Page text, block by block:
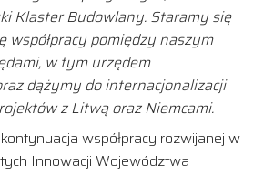
Klaster Budowlany. Staramy się
współpracy pomiędzy naszym
w tym urzędem
dążymy do internacjonalizacji
z Litwą oraz Niemcami.
współpracy rozwijanej w
Innowacji Województwa